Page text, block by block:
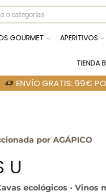
GOURMET APERITIVOS
TIENDA
ENVÍO GRATIS: 99€
por AGÁPICO
U
ecológicos ·